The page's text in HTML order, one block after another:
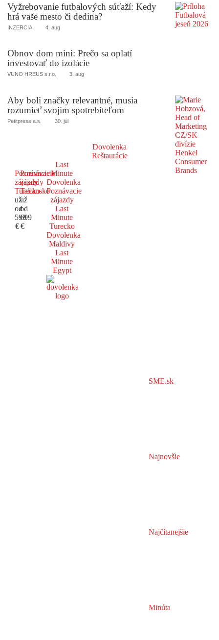
Vyžrebovanie futbalových súťaží: Kedy
hrá vaše mesto či dedina?
INZERCIA 4. aug
Obnov dom mini: Prečo sa oplatí
investovať do izolácie
VUNO HREUS s.r.o. 3. aug
Aby boli značky relevantné, musia
rozumieť svojim spotrebiteľom
Petitpress a.s. 30. júl
Dovolenka
Reštaurácie
Poznávacie
zájazdy
Turecko
už
od
599
€
Poznávacie
zájazdy
Taliansko
už
od
699
€
Last
Minute
Dovolenka
Poznávacie
zájazdy
Last
Minute
Turecko
Dovolenka
Maldivy
Last
Minute
Egypt
SME.sk
Najnovšie
Najčítanejšie
Minúta